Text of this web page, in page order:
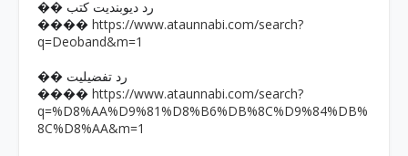
�� رد دیوبندیت کتب
���� https://www.ataunnabi.com/search?
q=Deoband&m=1
�� رد تفضیلیت
���� https://www.ataunnabi.com/search?
q=%D8%AA%D9%81%D8%B6%DB%8C%D9%84%DB%
8C%D8%AA&m=1